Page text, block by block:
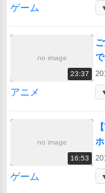
ゲーム
no image
23:37
アニメ
no image
16:53
ゲーム